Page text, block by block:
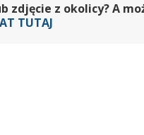
zdjęcie z okolicy? A
TUTAJ